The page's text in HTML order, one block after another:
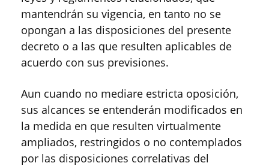
mantendrán su vigencia, en tanto no se
opongan a las disposiciones del presente
decreto o a las que resulten aplicables de
acuerdo con sus previsiones.
Aun cuando no mediare estricta oposición,
sus alcances se entenderán modificados en
la medida en que resulten virtualmente
ampliados, restringidos o no contemplados
por las disposiciones correlativas del